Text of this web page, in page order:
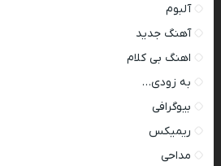
آلبوم
آهنگ جدید
اهنگ بی کلام
به زودی…
بیوگرافی
ریمیکس
مداحی